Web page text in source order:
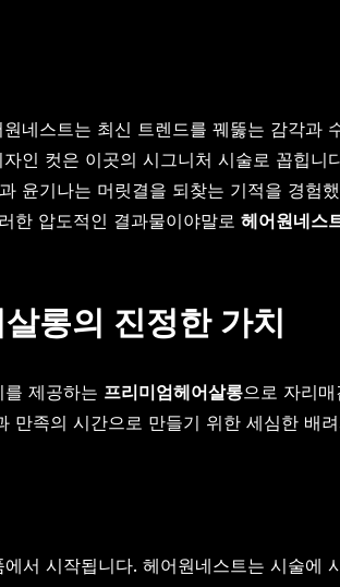
네스트는 최신 트렌드를 꿰뚫는 감각과
인 컷은 이곳의 시그니처 시술로 꼽힙
윤기나는 머릿결을 되찾는 기적을 경
한 압도적인 결과물이야말로 헤어원네스
롱의 진정한 가치
제공하는 프리미엄헤어살롱으로 자리
족의 시간으로 만들기 위한 세심한 배
서 시작됩니다. 헤어원네스트는 시술에